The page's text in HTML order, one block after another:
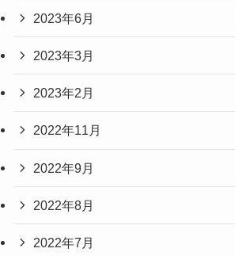
2023年6月
2023年3月
2023年2月
2022年11月
2022年9月
2022年8月
2022年7月